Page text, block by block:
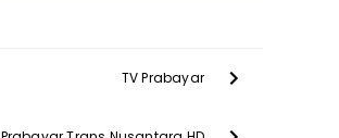
TV Prabayar